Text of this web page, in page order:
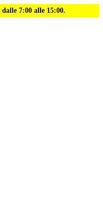
dalle 7:00 alle 15:00.